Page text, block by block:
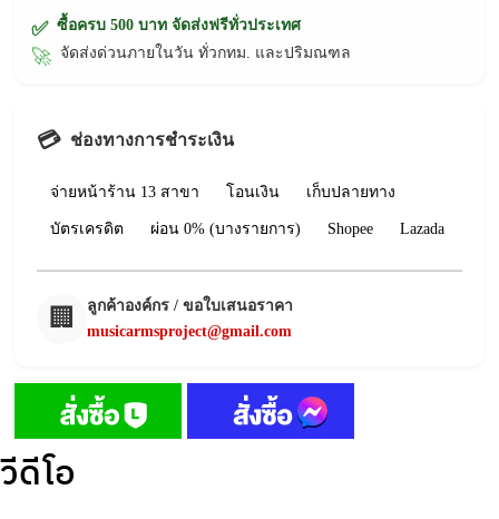
✅ ซื้อครบ 500 บาท จัดส่งฟรีทั่วประเทศ
🚀 จัดส่งด่วนภายในวัน ทั่วกทม. และปริมณฑล
💳 ช่องทางการชำระเงิน
จ่ายหน้าร้าน 13 สาขา โอนเงิน เก็บปลายทาง
บัตรเครดิต ผ่อน 0% (บางรายการ) Shopee Lazada
🏢
ลูกค้าองค์กร / ขอใบเสนอราคา
musicarmsproject@gmail.com
วีดีโอ